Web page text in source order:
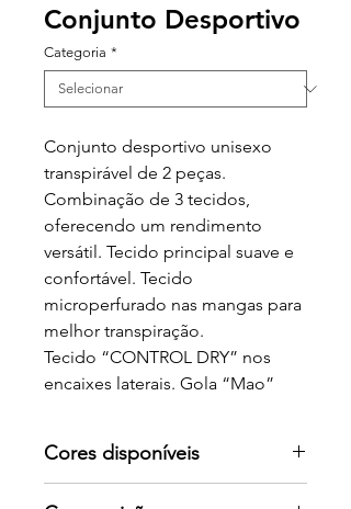
Conjunto Desportivo
Categoria *
Conjunto desportivo unisexo
transpirável de 2 peças.
Combinação de 3 tecidos,
oferecendo um rendimento
versátil. Tecido principal suave e
confortável. Tecido
microperfurado nas mangas para
melhor transpiração.
Tecido “CONTROL DRY” nos
encaixes laterais. Gola “Mao”
parte interior da perna em tecido
“CONTROL DRY”. Cintura
Cores disponíveis